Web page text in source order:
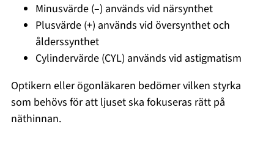
Minusvärde (–) används vid närsynthet
Plusvärde (+) används vid översynthet och
ålderssynthet
Cylindervärde (CYL) används vid astigmatism
Optikern eller ögonläkaren bedömer vilken styrka
som behövs för att ljuset ska fokuseras rätt på
näthinnan.